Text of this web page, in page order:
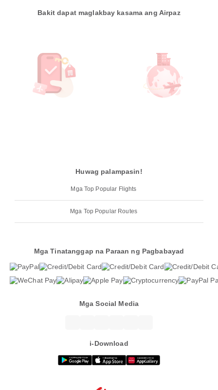
Bakit dapat maglakbay kasama ang Airpaz
Huwag palampasin!
Mga Top Popular Flights
Mga Top Popular Routes
Mga Tinatanggap na Paraan ng Pagbabayad
Mga Social Media
i-Download